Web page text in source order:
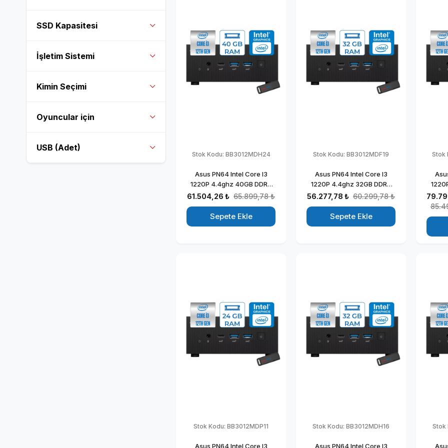
SSD Kapasitesi
İşletim Sistemi
Kimin Seçimi
Oyuncular için
USB (Adet)
Stok Kodu: BB3012MDH24
Asus PN64 Intel Core I3
1220P 4.4ghz 40GB DDR5
2TB SSD Intel UHD Graphics
Mini Bilgisayar
61.504,26 ₺ 65.899,78 ₺
Sepete Ekle
Stok Kodu: BB3012MDF19
Asus PN64 Intel Core I3
1220P 4.4ghz 32GB DDR5
2TB SSD Intel UHD Graphics
Bilgisayar BB3012MDF19
56.277,78 ₺ 60.299,78 ₺
Sepete Ekle
Stok
1TB
Stok Kodu: BB3012MDP11
Asus PN64 Intel Core I3
Stok Kodu: BB3012MDH16
Asus PN64 Intel Core I3
Stok